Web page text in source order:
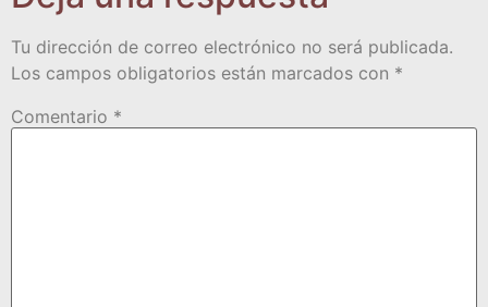
Tu dirección de correo electrónico no será publicada.
Los campos obligatorios están marcados con *
Comentario *